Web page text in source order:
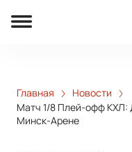
Главная
Новости
Матч 1/8 Плей-офф
Минск-Арене